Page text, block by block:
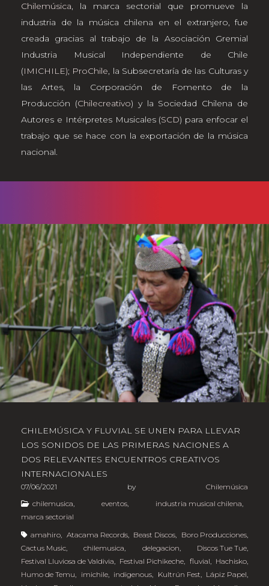
Chilemúsica, la marca sectorial que promueve la
industria de la música chilena en el extranjero, fue
creada gracias al trabajo de la Asociación Gremial
Industria Musical Independiente de Chile
(IMICHILE); ProChile, la Subsecretaría de las Culturas y
las Artes, la Corporación de Fomento de la
Producción (Chilecreativo) y la Sociedad Chilena de
Autores e Intérpretes Musicales (SCD) para enfocar el
trabajo que se hace con la exportación de la música
nacional.
CHILEMÚSICA Y FLUVIAL SE UNEN PARA LLEVAR
LOS SONIDOS DE LAS PRIMERAS NACIONES A
DOS RELEVANTES ENCUENTROS CREATIVOS
INTERNACIONALES
07/06/2021 by Chilemúsica
chilemusica
eventos industria musical chilena
marca sectorial
amahiro
Atacama Records, Beast Discos Boro Producciones
Cactus Music ,chilemusica delegacion Discos Tue Tue
Festival Lluviosa de Valdivia
Festival Pichikeche fluvial Hachisko
Humo de Temu
imichile, indigenous Kultrún Fest Lápiz Papel